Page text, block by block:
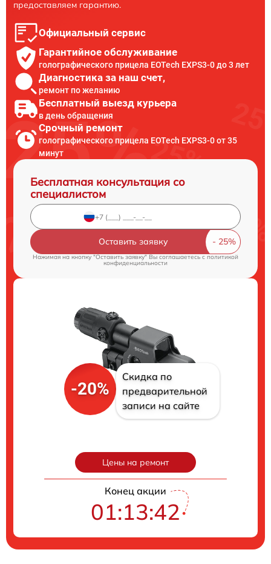
предоставляем гарантию.
Официальный сервис
Гарантийное обслуживание
голографического прицела EOTech EXPS3-0 до 3 лет
Диагностика за наш счет,
ремонт по желанию
Бесплатный выезд курьера
в день обращения
Срочный ремонт
голографического прицела EOTech EXPS3-0 от 35
минут
Бесплатная консультация со
специалистом
Оставить заявку
Нажимая на кнопку "Оставить заявку" Вы соглашаетесь cполитикой
конфиденциальности
-20%
Скидка по
предварительной
записи на сайте
Цены на ремонт
Конец акции
01:13:41